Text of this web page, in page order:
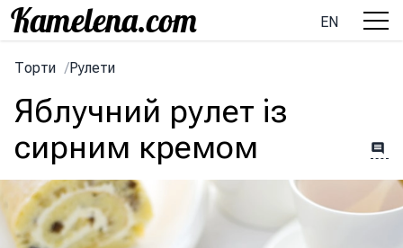
EN
Торти /Рулети
Яблучний рулет із
сирним кремом